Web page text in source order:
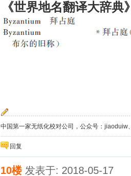
《世界地名翻译大辞典
中国第一家无纸化校对公司，公众号：
回复
10楼 发表于: 2018-05-17